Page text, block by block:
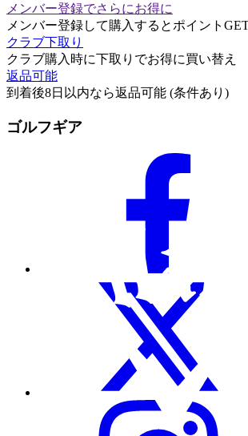
メンバー登録でさらにお得に
メンバー登録して購入するとポイント
クラブ下取り
クラブ購入時に下取りでお得に買い替え
返品可能
到着後8日以内なら返品可能 (条件あり)
ゴルフギア